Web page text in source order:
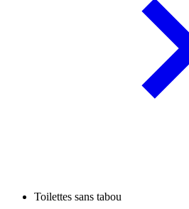
Toilettes sans tabou